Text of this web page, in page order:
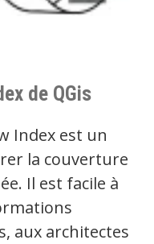
de QGis
Index est un
la couverture
Il est facile à
aux architectes